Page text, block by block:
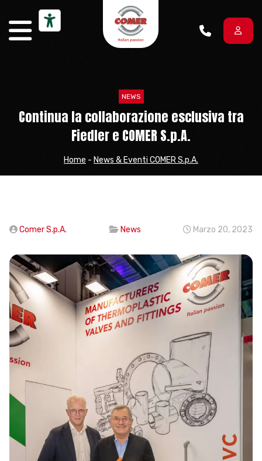
NEWS
Continua la collaborazione esclusiva tra
Fiedler e COMER S.p.A.
Home - News & Eventi COMER S.p.A.
Comer S.p.A. News Marzo 20, 2023